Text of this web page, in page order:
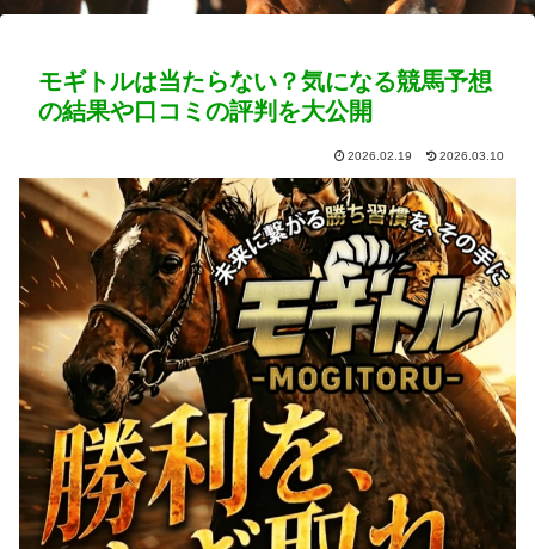
モギトルは当たらない？気になる競馬予想
の結果や口コミの評判を大公開
2026.02.19 2026.03.10